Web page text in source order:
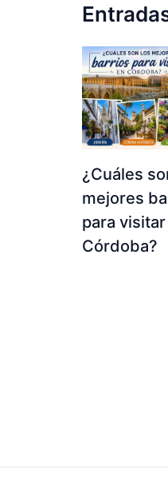
¿Cuáles
mejores
para
Córdoba?